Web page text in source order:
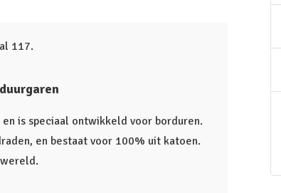
117.
is speciaal ontwikkeld voor borduren.
en bestaat voor 100% uit katoen.